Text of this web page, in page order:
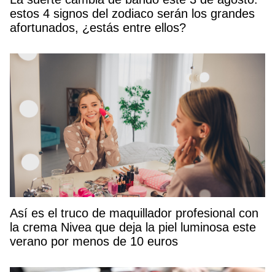
estos 4 signos del zodiaco serán los grandes
afortunados, ¿estás entre ellos?
Así es el truco de maquillador profesional con
la crema Nivea que deja la piel luminosa este
verano por menos de 10 euros